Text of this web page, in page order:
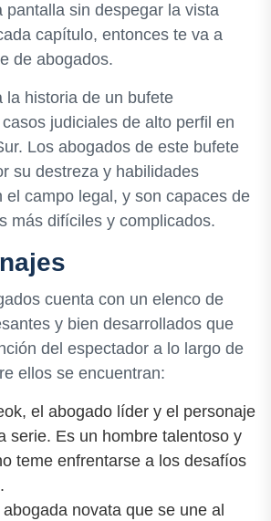
pantalla sin despegar la vista
capítulo, entonces te va a
de abogados.
la historia de un bufete
judiciales de alto perfil en
Los abogados de este bufete
su destreza y habilidades
el campo legal, y son capaces de
más difíciles y complicados.
cuenta con un elenco de
y bien desarrollados que
del espectador a lo largo de
ellos se encuentran:
el abogado líder y el personaje
serie. Es un hombre talentoso y
teme enfrentarse a los desafíos
novata que se une al